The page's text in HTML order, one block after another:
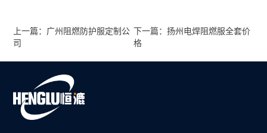
上一篇：广州阻燃防护服定制公
司
下一篇：扬州电焊阻燃服全套价
格